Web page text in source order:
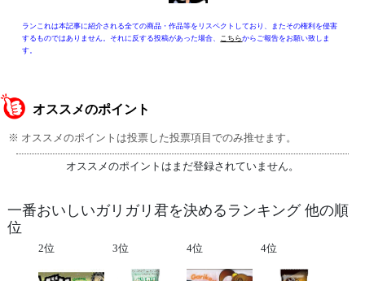
ランこれは本記事に紹介される全ての商品・作品等をリスペクトしており、またその権利を侵害
するものではありません。それに反する投稿があった場合、 こちらからご報告をお願い致しま
す。
オススメのポイント
※ オススメのポイントは投票した投票項目でのみ推せます。
オススメのポイントはまだ登録されていません。
一番おいしいガリガリ君を決めるランキング 他の順
位
2位 3位 4位 4位